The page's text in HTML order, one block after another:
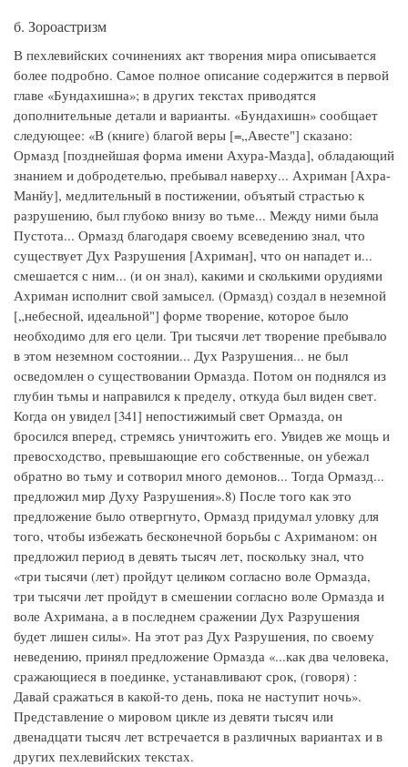
б. Зороастризм
В пехлевийских сочинениях акт творения мира описывается
более подробно. Самое полное описание содержится в первой
главе «Бундахишна»; в других текстах приводятся
дополнительные детали и варианты. «Бундахишн» сообщает
следующее: «В (книге) благой веры [=„Авесте"] сказано:
Ормазд [позднейшая форма имени Ахура-Мазда], обладающий
знанием и добродетелью, пребывал наверху... Ахриман [Ахра-
Манйу], медлительный в постижении, объятый страстью к
разрушению, был глубоко внизу во тьме... Между ними была
Пустота... Ормазд благодаря своему всеведению знал, что
существует Дух Разрушения [Ахриман], что он нападет и...
смешается с ним... (и он знал), какими и сколькими орудиями
Ахриман исполнит свой замысел. (Ормазд) создал в неземной
[„небесной, идеальной"] форме творение, которое было
необходимо для его цели. Три тысячи лет творение пребывало
в этом неземном состоянии... Дух Разрушения... не был
осведомлен о существовании Ормазда. Потом он поднялся из
глубин тьмы и направился к пределу, откуда был виден свет.
Когда он увидел [341] непостижимый свет Ормазда, он
бросился вперед, стремясь уничтожить его. Увидев же мощь и
превосходство, превышающие его собственные, он убежал
обратно во тьму и сотворил много демонов... Тогда Ормазд...
предложил мир Духу Разрушения».8) После того как это
предложение было отвергнуто, Ормазд придумал уловку для
того, чтобы избежать бесконечной борьбы с Ахриманом: он
предложил период в девять тысяч лет, поскольку знал, что
«три тысячи (лет) пройдут целиком согласно воле Ормазда,
три тысячи лет пройдут в смешении согласно воле Ормазда и
воле Ахримана, а в последнем сражении Дух Разрушения
будет лишен силы». На этот раз Дух Разрушения, по своему
неведению, принял предложение Ормазда «...как два человека,
сражающиеся в поединке, устанавливают срок, (говоря) :
Давай сражаться в какой-то день, пока не наступит ночь».
Представление о мировом цикле из девяти тысяч или
двенадцати тысяч лет встречается в различных вариантах и в
других пехлевийских текстах.